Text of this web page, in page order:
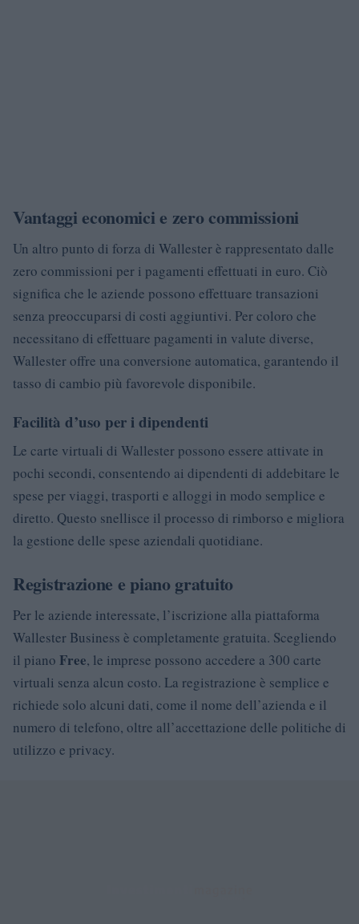
Vantaggi economici e zero commissioni
Un altro punto di forza di Wallester è rappresentato dalle
zero commissioni per i pagamenti effettuati in euro. Ciò
significa che le aziende possono effettuare transazioni
senza preoccuparsi di costi aggiuntivi. Per coloro che
necessitano di effettuare pagamenti in valute diverse,
Wallester offre una conversione automatica, garantendo il
tasso di cambio più favorevole disponibile.
Facilità d’uso per i dipendenti
Le carte virtuali di Wallester possono essere attivate in
pochi secondi, consentendo ai dipendenti di addebitare le
spese per viaggi, trasporti e alloggi in modo semplice e
diretto. Questo snellisce il processo di rimborso e migliora
la gestione delle spese aziendali quotidiane.
Registrazione e piano gratuito
Per le aziende interessate, l’iscrizione alla piattaforma
Wallester Business è completamente gratuita. Scegliendo
il piano Free, le imprese possono accedere a 300 carte
virtuali senza alcun costo. La registrazione è semplice e
richiede solo alcuni dati, come il nome dell’azienda e il
numero di telefono, oltre all’accettazione delle politiche di
utilizzo e privacy.